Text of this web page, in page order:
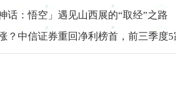
话：悟空」遇见山西展的“取经”之路
？中信证券重回净利榜首，前三季度